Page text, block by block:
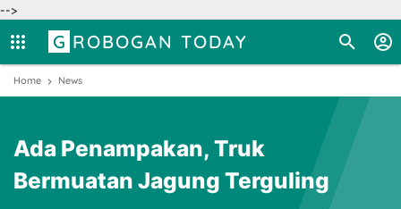
-->
GROBOGAN TODAY
Home News
Ada Penampakan, Truk
Bermuatan Jagung Terguling